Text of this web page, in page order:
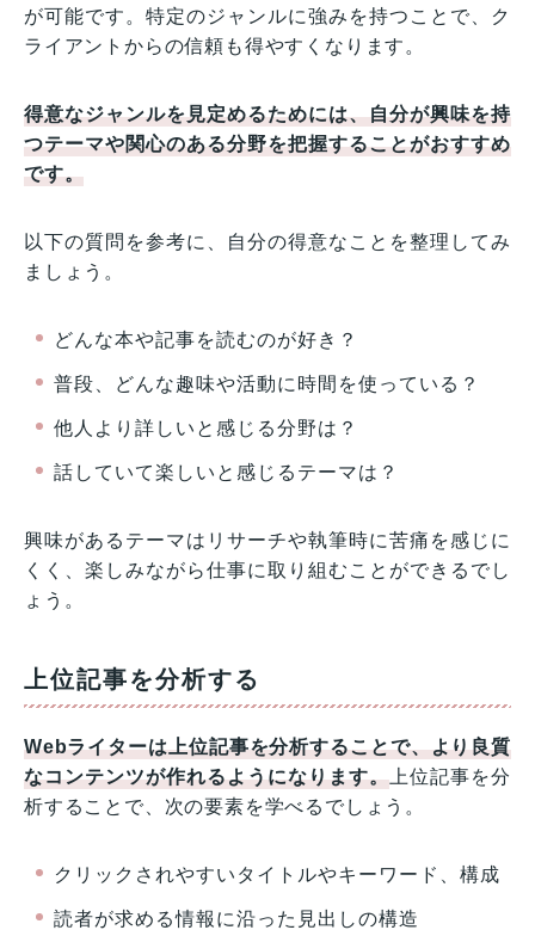
が可能です。特定のジャンルに強みを持つことで、ク
ライアントからの信頼も得やすくなります。
得意なジャンルを見定めるためには、自分が興味を持
つテーマや関心のある分野を把握することがおすすめ
です。
以下の質問を参考に、自分の得意なことを整理してみ
ましょう。
どんな本や記事を読むのが好き？
普段、どんな趣味や活動に時間を使っている？
他人より詳しいと感じる分野は？
話していて楽しいと感じるテーマは？
興味があるテーマはリサーチや執筆時に苦痛を感じに
くく、楽しみながら仕事に取り組むことができるでし
ょう。
上位記事を分析する
Webライターは上位記事を分析することで、より良質
なコンテンツが作れるようになります。 上位記事を分
析することで、次の要素を学べるでしょう。
クリックされやすいタイトルやキーワード、構成
読者が求める情報に沿った見出しの構造